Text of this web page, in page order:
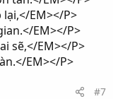
lại,</EM></P>
EM></P>
sẽ,</EM></P>
EM></P>
#7